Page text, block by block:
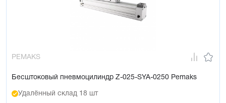
PEMAKS
Бесштоковый пневмоцилиндр Z-025-SYA-0250 Pemaks
Удалённый склад 18 шт